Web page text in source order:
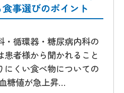
食事選びのポイント
・循環器・糖尿病内科の
患者様から聞かれること
にくい食べ物についての
糖値が急上昇…